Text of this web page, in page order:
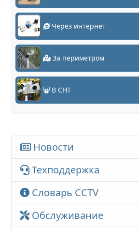
Через интернет
За периметром
В СНТ
Новости
Техподдержка
Словарь CCTV
Обслуживание
60A-41-58-
3061